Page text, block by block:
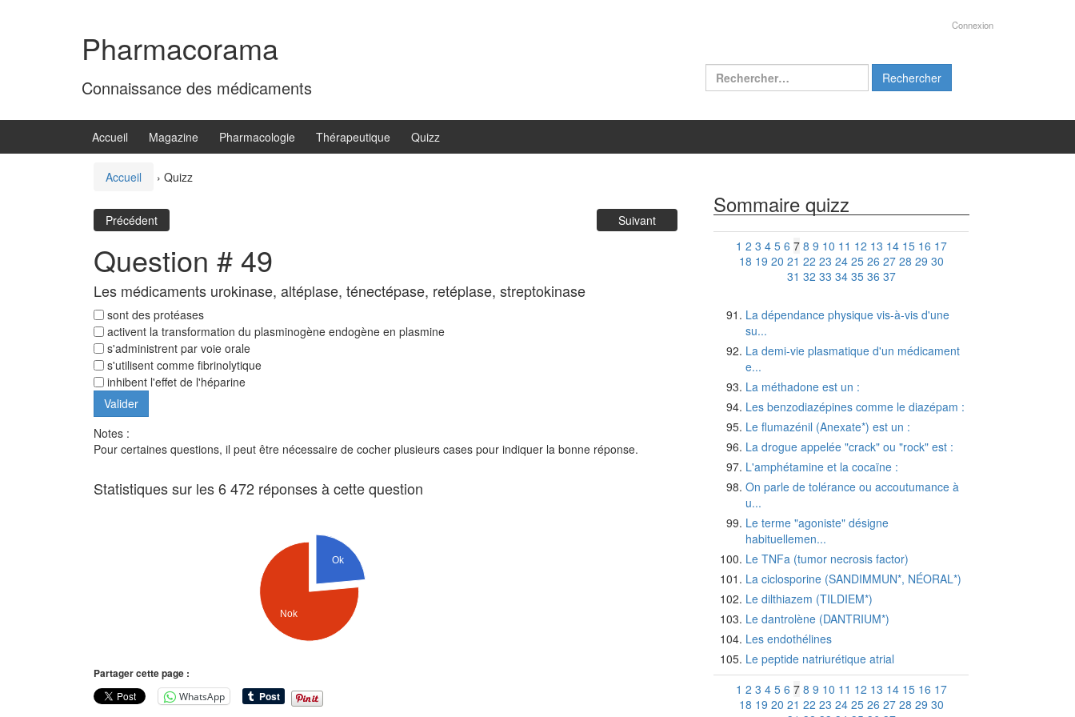
Pharmacorama
Connaissance des médicaments
Connexion
Rechercher :
Accueil Magazine Pharmacologie Thérapeutique Quizz
Accueil › Quizz
Précédent Suivant
Question # 49
Les médicaments urokinase, altéplase, ténectépase, retéplase, streptokinase
sont des protéases
activent la transformation du plasminogène endogène en plasmine
s'administrent par voie orale
s'utilisent comme fibrinolytique
inhibent l'effet de l'héparine
Notes :
Pour certaines questions, il peut être nécessaire de cocher plusieurs cases pour indiquer la bonne réponse.
Statistiques sur les 6 472 réponses à cette question
Ok
Nok
Partager cette page :
WhatsApp
Sommaire quizz
1 2 3 4 5 6 7 8 9 10 11 12 13 14 15 16 17
18 19 20 21 22 23 24 25 26 27 28 29 30
31 32 33 34 35 36 37
La dépendance physique vis-à-vis d'une
su...
La demi-vie plasmatique d'un médicament
e...
La méthadone est un :
Les benzodiazépines comme le diazépam :
Le flumazénil (Anexate*) est un :
La drogue appelée "crack" ou "rock" est :
L'amphétamine et la cocaïne :
On parle de tolérance ou accoutumance à
u...
Le terme "agoniste" désigne
habituellemen...
Le TNFa (tumor necrosis factor)
La ciclosporine (SANDIMMUN*, NÉORAL*)
Le dilthiazem (TILDIEM*)
Le dantrolène (DANTRIUM*)
Les endothélines
Le peptide natriurétique atrial
1 2 3 4 5 6 7 8 9 10 11 12 13 14 15 16 17
18 19 20 21 22 23 24 25 26 27 28 29 30